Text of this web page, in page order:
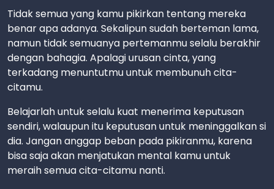
Tidak semua yang kamu pikirkan tentang mereka
benar apa adanya. Sekalipun sudah berteman lama,
namun tidak semuanya pertemanmu selalu berakhir
dengan bahagia. Apalagi urusan cinta, yang
terkadang menuntutmu untuk membunuh cita-
citamu.
Belajarlah untuk selalu kuat menerima keputusan
sendiri, walaupun itu keputusan untuk meninggalkan si
dia. Jangan anggap beban pada pikiranmu, karena
bisa saja akan menjatukan mental kamu untuk
meraih semua cita-citamu nanti.